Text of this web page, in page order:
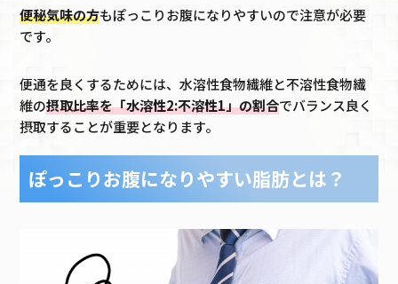
便秘気味の方もぽっこりお腹になりやすいので注意が必要
です。
便通を良くするためには、水溶性食物繊維と不溶性食物繊
維の摂取比率を「水溶性2:不溶性1」の割合でバランス良く
摂取することが重要となります。
ぽっこりお腹になりやすい脂肪とは？